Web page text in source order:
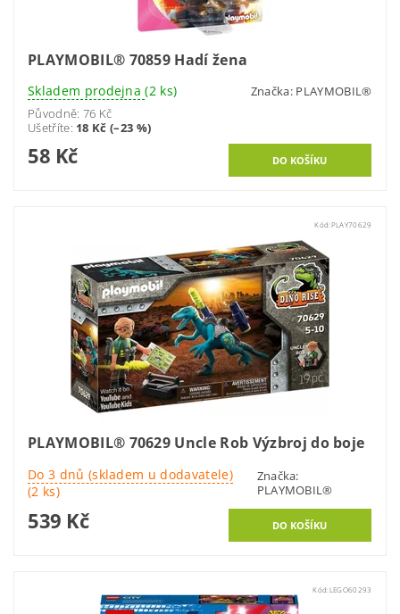
PLAYMOBIL® 70859 Hadí žena
Skladem prodejna(2 ks) Značka: PLAYMOBIL®
Původně: 76 Kč
Ušetříte: 18 Kč (–23 %)
58 Kč
Kód:PLAY70629
PLAYMOBIL® 70629 Uncle Rob Výzbroj do boje
Do 3 dnů (skladem u dodavatele)
(2 ks)
Značka:
PLAYMOBIL®
539 Kč
Kód: LEGO60293